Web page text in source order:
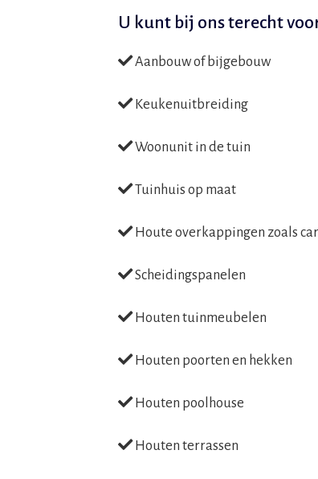
U kunt bij ons terecht
Aanbouw of bijgebouw
Keukenuitbreiding
Woonunit in de tuin
Tuinhuis op maat
Houte overkappingen zoals
Scheidingspanelen
Houten tuinmeubelen
Houten poorten en hekken
Houten poolhouse
Houten terrassen